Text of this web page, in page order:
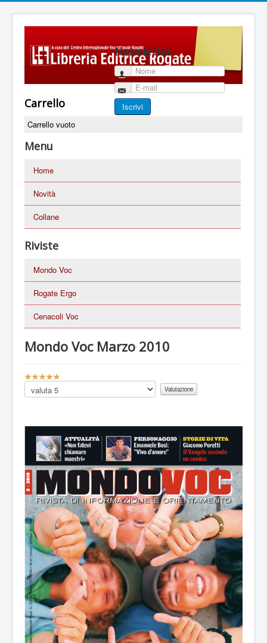
Newsletter
Nome
E-mail
Iscrivi
Carrello
Carrello vuoto
Menu
Home
Novità
Collane
Riviste
Mondo Voc
Rogate Ergo
Cenacoli Voc
Mondo Voc Marzo 2010
V
l
a
n
e
a
t
u
a
l
5
/
5
Valuta